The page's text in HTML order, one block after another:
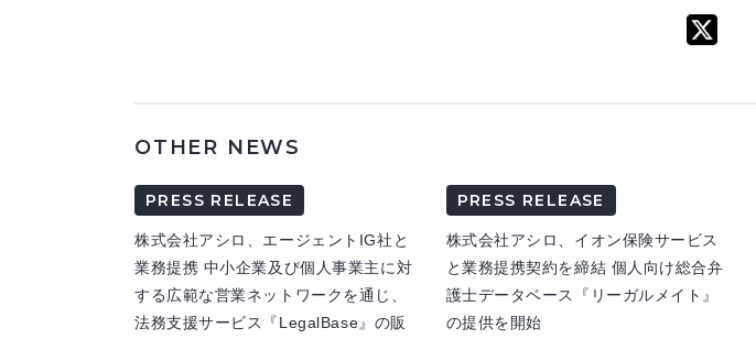
OTHER NEWS
PRESS RELEASE
株式会社アシロ、エージェントIG社と
業務提携 中小企業及び個人事業主に対
する広範な営業ネットワークを通じ、
法務支援サービス『LegalBase』の販
PRESS RELEASE
株式会社アシロ、イオン保険サービス
と業務提携契約を締結 個人向け総合弁
護士データベース『リーガルメイト』
の提供を開始